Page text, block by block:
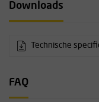
Downloads
Technische
FAQ